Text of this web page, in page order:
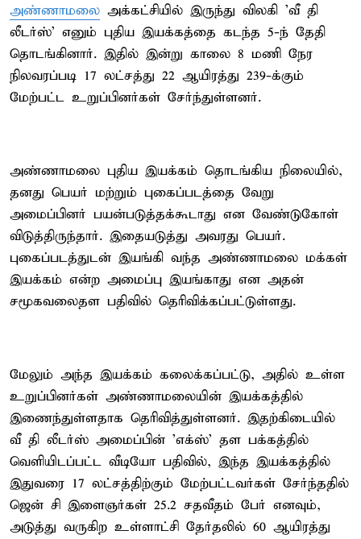
அண்ணாமலை அக்கட்சியில் இருந்து விலகி 'வீ தி
லீடர்ஸ்' எனும் புதிய இயக்கத்தை கடந்த 5-ந் தேதி
தொடங்கினார். இதில் இன்று காலை 8 மணி நேர
நிலவரப்படி 17 லட்சத்து 22 ஆயிரத்து 239-க்கும்
மேற்பட்ட உறுப்பினர்கள் சேர்ந்துள்ளனர்.
அண்ணாமலை புதிய இயக்கம் தொடங்கிய நிலையில்,
தனது பெயர் மற்றும் புகைப்படத்தை வேறு
அமைப்பினர் பயன்படுத்தக்கூடாது என வேண்டுகோள்
விடுத்திருந்தார். இதையடுத்து அவரது பெயர்.
புகைப்படத்துடன் இயங்கி வந்த அண்ணாமலை மக்கள்
இயக்கம் என்ற அமைப்பு இயங்காது என அதன்
சமூகவலைதள பதிவில் தெரிவிக்கப்பட்டுள்ளது.
மேலும் அந்த இயக்கம் கலைக்கப்பட்டு, அதில் உள்ள
உறுப்பினர்கள் அண்ணாமலையின் இயக்கத்தில்
இணைந்துள்ளதாக தெரிவித்துள்ளனர். இதற்கிடையில்
வீ தி லீடர்ஸ் அமைப்பின் 'எக்ஸ்' தள பக்கத்தில்
வெளியிடப்பட்ட வீடியோ பதிவில், இந்த இயக்கத்தில்
இதுவரை 17 லட்சத்திற்கும் மேற்பட்டவர்கள் சேர்ந்ததில்
ஜென் சி இளைஞர்கள் 25.2 சதவீதம் பேர் எனவும்,
அடுத்து வருகிற உள்ளாட்சி தேர்தலில் 60 ஆயிரத்து